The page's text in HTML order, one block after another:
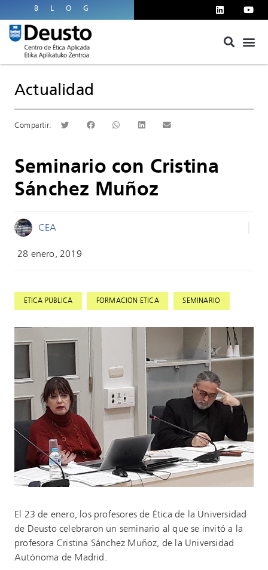
BLOG
Actualidad
Seminario con Cristina
Sánchez Muñoz
CEA
28 enero, 2019
ÉTICA PÚBLICA FORMACIÓN ÉTICA SEMINARIO
El 23 de enero, los profesores de Ética de la Universidad
de Deusto celebraron un seminario al que se invitó a la
profesora Cristina Sánchez Muñoz, de la Universidad
Autónoma de Madrid.